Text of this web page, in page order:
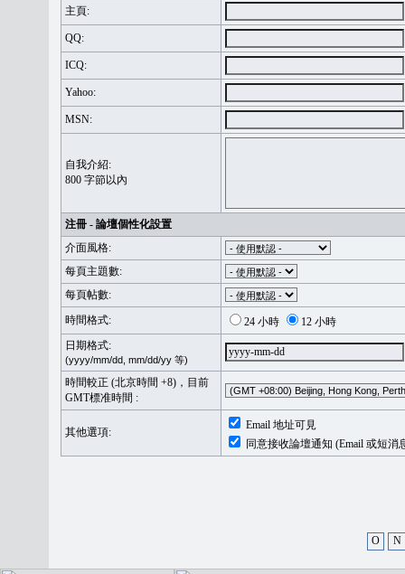
主頁:
QQ:
ICQ:
Yahoo:
MSN:
自我介紹:
800 字節以內
注冊 - 論壇個性化設置
介面風格:
每頁主題數:
每頁帖數:
時間格式:
24 小時
12 小時
日期格式:
(yyyy/mm/dd, mm/dd/yy 等)
時間較正 (北京時間 +8)，目前
GMT標准時間 :
其他選項:
Email 地址可見
同意接收論壇通知 (Email 或短消
O N